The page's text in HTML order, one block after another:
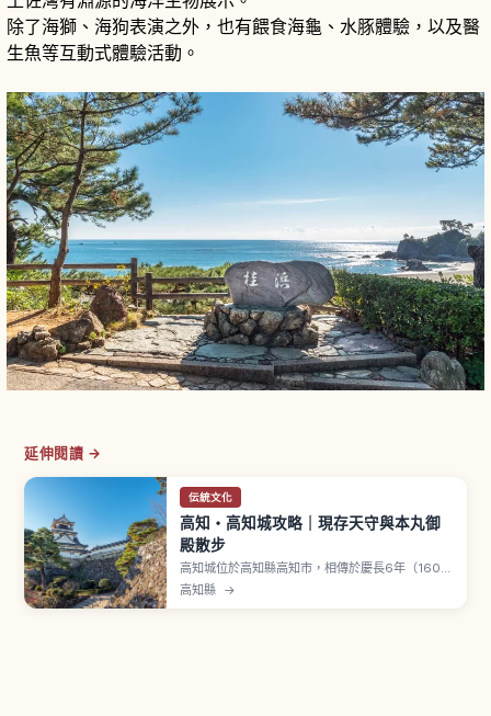
除了海獅、海狗表演之外，也有餵食海龜、水豚體驗，以及醫
生魚等互動式體驗活動。
延伸閱讀 →
伝統文化
高知・高知城攻略｜現存天守與本丸御
殿散步
高知城位於高知縣高知市，相傳於慶長6年（1601
年）由土佐藩初代藩主山內一豐開始築城。享保12
高知縣 →